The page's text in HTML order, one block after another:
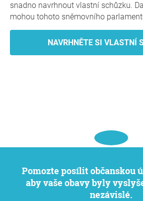
snadno navrhnout vlastní schůzku.
mohou tohoto sněmovního
NAVRHNĚTE SI VLASTNÍ
Pomozte posílit občanskou účast. Chceme,
aby vaše obavy byly
nezávislé.